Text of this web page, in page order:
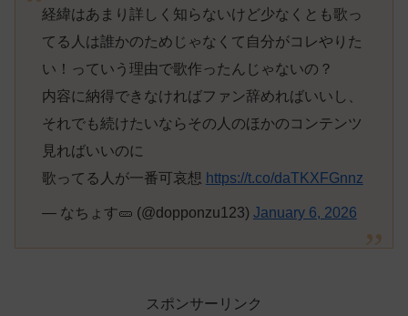
経緯はあまり詳しく知らないけど少なくとも歌っ
てる人は誰かのためじゃなくて自分がコレやりた
い！っていう理由で歌作ったんじゃないの？
内容に納得できなければファン辞めればいいし、
それでも続けたいならその人のほかのコンテンツ
見ればいいのに
歌ってる人が一番可哀想 https://t.co/daTKXFGnnz
— なちょす🥒 (@dopponzu123) January 6, 2026
スポンサーリンク